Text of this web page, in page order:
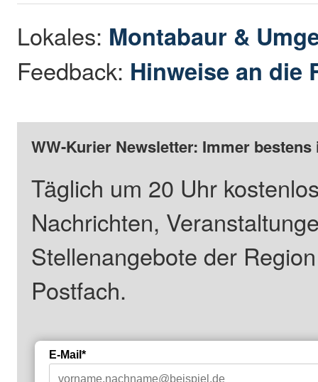
Lokales: Montabaur &
Feedback: Hinweise an die
WW-Kurier Newsletter: Immer
Täglich um 20 Uhr
Nachrichten,
Stellenangebote der
Postfach.
E-Mail*